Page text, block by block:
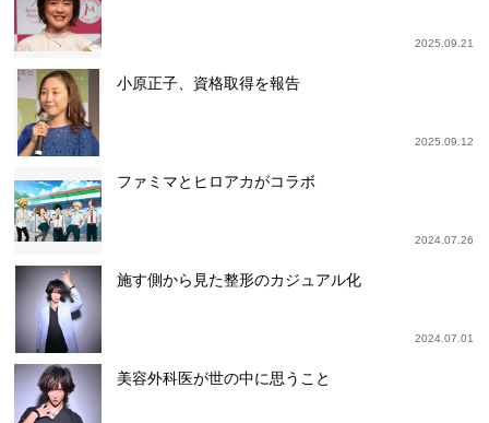
2025.09.21
小原正子、資格取得を報告
2025.09.12
ファミマとヒロアカがコラボ
2024.07.26
施す側から見た整形のカジュアル化
2024.07.01
美容外科医が世の中に思うこと